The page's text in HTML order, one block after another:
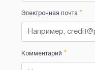
Электронная почта*
Комментарий *